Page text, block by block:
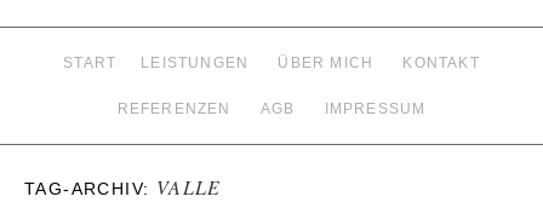
START LEISTUNGEN ÜBER MICH KONTAKT
REFERENZEN AGB IMPRESSUM
TAG-ARCHIV: VALLE